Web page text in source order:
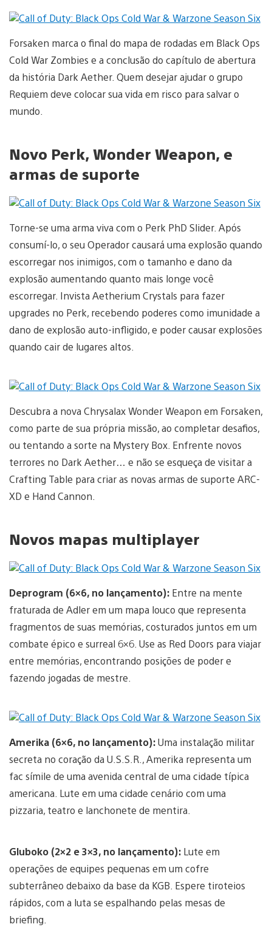
Forsaken marca o final do mapa de rodadas em Black Ops
Cold War Zombies e a conclusão do capítulo de abertura
da história Dark Aether. Quem desejar ajudar o grupo
Requiem deve colocar sua vida em risco para salvar o
mundo.
Novo Perk, Wonder Weapon, e
armas de suporte
Torne-se uma arma viva com o Perk PhD Slider. Após
consumí-lo, o seu Operador causará uma explosão quando
escorregar nos inimigos, com o tamanho e dano da
explosão aumentando quanto mais longe você
escorregar. Invista Aetherium Crystals para fazer
upgrades no Perk, recebendo poderes como imunidade a
dano de explosão auto-infligido, e poder causar explosões
quando cair de lugares altos.
Descubra a nova Chrysalax Wonder Weapon em Forsaken,
como parte de sua própria missão, ao completar desafios,
ou tentando a sorte na Mystery Box. Enfrente novos
terrores no Dark Aether… e não se esqueça de visitar a
Crafting Table para criar as novas armas de suporte ARC-
XD e Hand Cannon.
Novos mapas multiplayer
Deprogram (6×6, no lançamento): Entre na mente
fraturada de Adler em um mapa louco que representa
fragmentos de suas memórias, costurados juntos em um
combate épico e surreal 6×6. Use as Red Doors para viajar
entre memórias, encontrando posições de poder e
fazendo jogadas de mestre.
Amerika (6×6, no lançamento):Uma instalação militar
secreta no coração da U.S.S.R., Amerika representa um
fac símile de uma avenida central de uma cidade típica
americana. Lute em uma cidade cenário com uma
pizzaria, teatro e lanchonete de mentira.
Gluboko (2×2 e 3×3, no lançamento): Lute em
operações de equipes pequenas em um cofre
subterrâneo debaixo da base da KGB. Espere tiroteios
rápidos, com a luta se espalhando pelas mesas de
briefing.